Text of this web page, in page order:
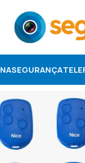
SEGURANÇA